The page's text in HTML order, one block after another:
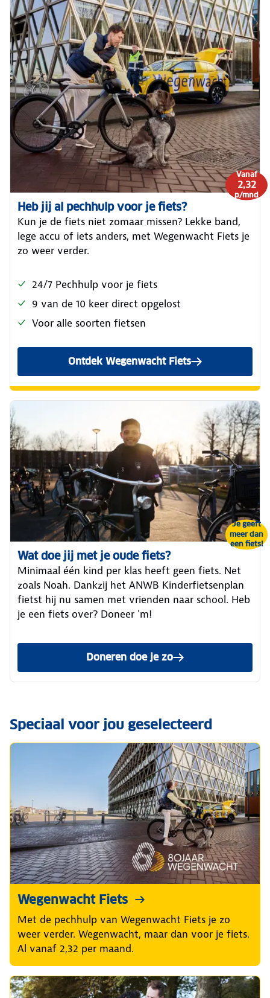
Vanaf
2,32
p/mnd
Heb jij al pechhulp voor je fiets?
Kun je de fiets niet zomaar missen? Lekke band,
lege accu of iets anders, met Wegenwacht Fiets je
zo weer verder.
24/7 Pechhulp voor je fiets
9 van de 10 keer direct opgelost
Voor alle soorten fietsen
Ontdek Wegenwacht Fiets
Je geeft
meer dan
een fiets!
Wat doe jij met je oude fiets?
Minimaal één kind per klas heeft geen fiets. Net
zoals Noah. Dankzij het ANWB Kinderfietsenplan
fietst hij nu samen met vrienden naar school. Heb
je een fiets over? Doneer 'm!
Doneren doe je zo
Speciaal voor jou geselecteerd
Wegenwacht Fiets
Met de pechhulp van Wegenwacht Fiets je zo
weer verder. Wegenwacht, maar dan voor je fiets.
Al vanaf 2,32 per maand.